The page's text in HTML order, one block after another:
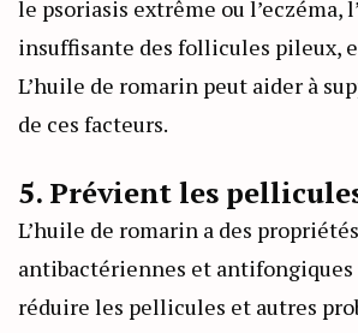
le psoriasis extrême ou l’eczéma,
insuffisante des follicules pileux,
L’huile de romarin peut aider à
de ces facteurs.
5. Prévient les
L’huile de romarin a des propriétés
antibactériennes et
réduire les pellicules et autres